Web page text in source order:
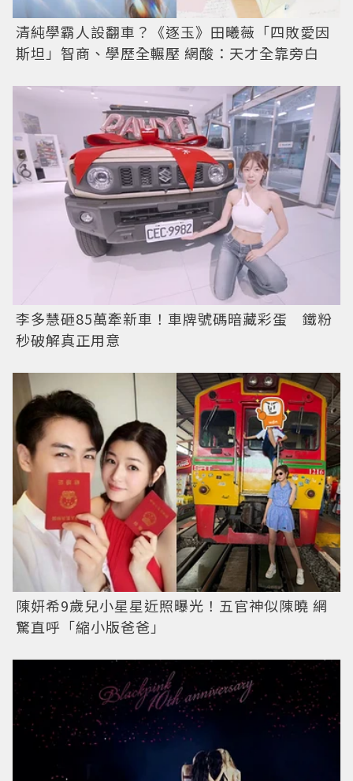
清純學霸人設翻車？《逐玉》田曦薇「四敗愛因
斯坦」智商、學歷全輾壓 網酸：天才全靠旁白
李多慧砸85萬牽新車！車牌號碼暗藏彩蛋 鐵粉
秒破解真正用意
陳妍希9歲兒小星星近照曝光！五官神似陳曉 網
驚直呼「縮小版爸爸」